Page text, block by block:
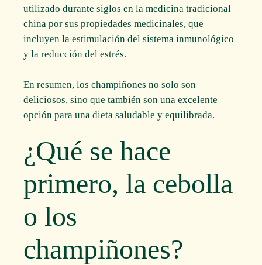
utilizado durante siglos en la medicina tradicional
china por sus propiedades medicinales, que
incluyen la estimulación del sistema inmunológico
y la reducción del estrés.
En resumen, los champiñones no solo son
deliciosos, sino que también son una excelente
opción para una dieta saludable y equilibrada.
¿Qué se hace
primero, la cebolla
o los
champiñones?